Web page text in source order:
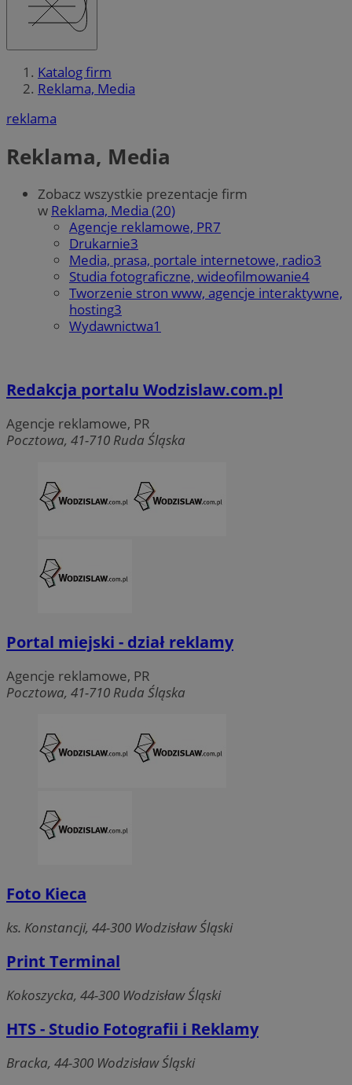
Katalog firm
Reklama, Media
reklama
Reklama, Media
Zobacz wszystkie prezentacje firm
w Reklama, Media (20)
Agencje reklamowe, PR7
Drukarnie3
Media, prasa, portale internetowe, radio3
Studia fotograficzne, wideofilmowanie4
Tworzenie stron www, agencje interaktywne,
hosting3
Wydawnictwa1
Redakcja portalu Wodzislaw.com.pl
Agencje reklamowe, PR
Pocztowa, 41-710 Ruda Śląska
Portal miejski - dział reklamy
Agencje reklamowe, PR
Pocztowa, 41-710 Ruda Śląska
Foto Kieca
ks. Konstancji, 44-300 Wodzisław Śląski
Print Terminal
Kokoszycka, 44-300 Wodzisław Śląski
HTS - Studio Fotografii i Reklamy
Bracka, 44-300 Wodzisław Śląski